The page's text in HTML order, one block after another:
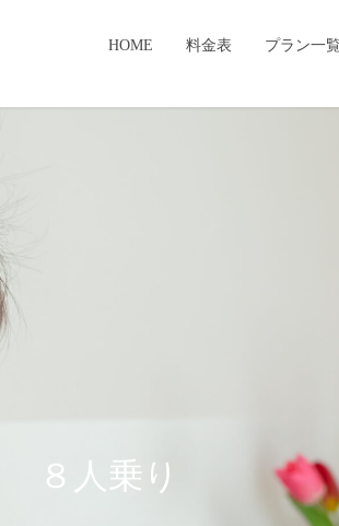
HOME 料金表 プラン一
８人乗り